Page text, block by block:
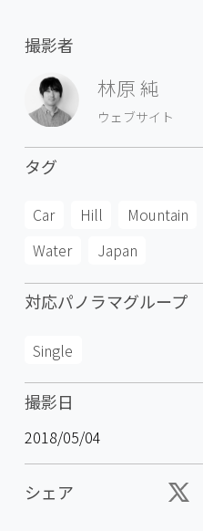
撮影者
林原 純
ウェブサイト
タグ
Car Hill Mountain
Water
Japan
対応パノラマグループ
Single
撮影日
2018/05/04
シェア